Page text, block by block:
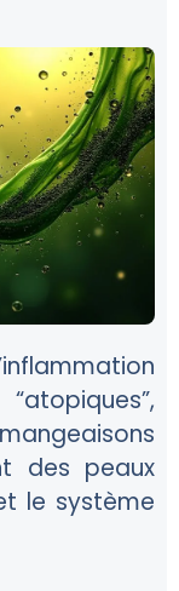
des peaux
le système